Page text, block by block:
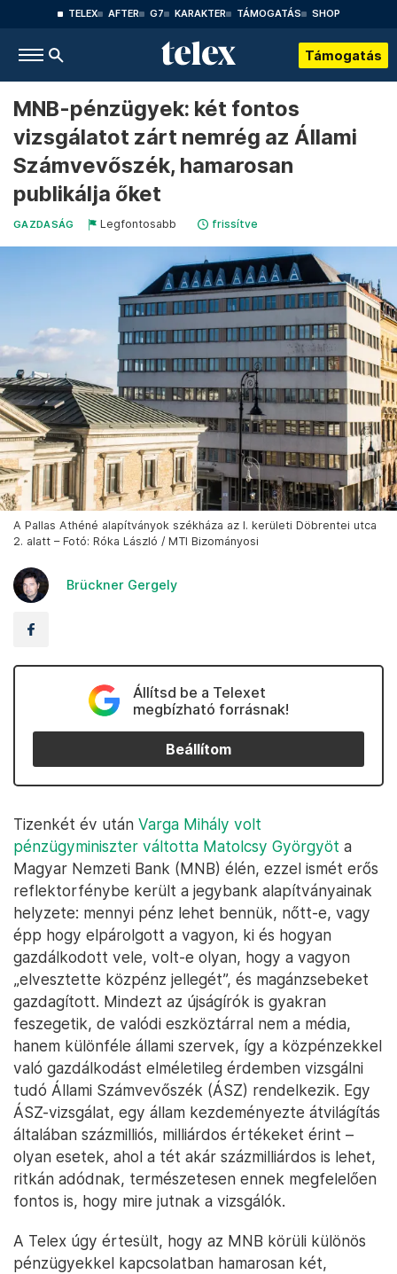
TELEX AFTER G7 KARAKTER TÁMOGATÁS SHOP
Támogatás
MNB-pénzügyek: két fontos
vizsgálatot zárt nemrég az Állami
Számvevőszék, hamarosan
publikálja őket
GAZDASÁG Legfontosabb frissítve
A Pallas Athéné alapítványok székháza az I. kerületi Döbrentei utca
2. alatt – Fotó: Róka László / MTI Bizományosi
Brückner Gergely
Állítsd be a Telexet
megbízható forrásnak!
Beállítom
Tizenkét év után Varga Mihály volt
pénzügyminiszter váltotta Matolcsy Györgyöt a
Magyar Nemzeti Bank (MNB) élén, ezzel ismét erős
reflektorfénybe került a jegybank alapítványainak
helyzete: mennyi pénz lehet bennük, nőtt-e, vagy
épp hogy elpárolgott a vagyon, ki és hogyan
gazdálkodott vele, volt-e olyan, hogy a vagyon
„elvesztette közpénz jellegét”, és magánzsebeket
gazdagított. Mindezt az újságírók is gyakran
feszegetik, de valódi eszköztárral nem a média,
hanem különféle állami szervek, így a közpénzekkel
való gazdálkodást elméletileg érdemben vizsgálni
tudó Állami Számvevőszék (ÁSZ) rendelkezik. Egy
ÁSZ-vizsgálat, egy állam kezdeményezte átvilágítás
általában százmilliós, milliárdos értékeket érint –
olyan esetek, ahol a tét akár százmilliárdos is lehet,
ritkán adódnak, természetesen ennek megfelelően
fontos is, hogy mire jutnak a vizsgálók.
A Telex úgy értesült, hogy az MNB körüli különös
pénzügyekkel kapcsolatban hamarosan két,